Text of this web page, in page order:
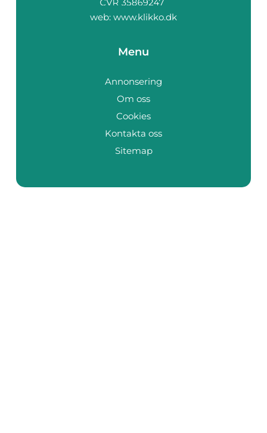
web: www.klikko.dk
Menu
Annonsering
Om oss
Cookies
Kontakta oss
Sitemap